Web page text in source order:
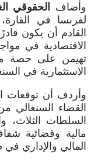
وأضاف
الحقوقي
لفرنسا في
القادم أن يكون
الاقتصادية في
تهيمن على حصة
الاستثمارية في
وأردف أن توقعات
القضاء السنغالي
السلطات الثلاث،
مالية وقضائية
المالي والإداري